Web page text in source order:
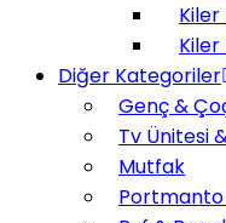
Kiler
Kiler
Diğer Kategoriler
Genç &
Tv Ünitesi
Mutfak
Portmanto